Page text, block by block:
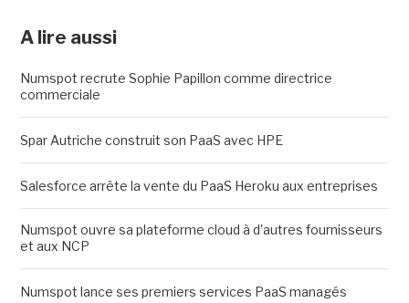
A lire aussi
Numspot recrute Sophie Papillon comme directrice
commerciale
Spar Autriche construit son PaaS avec HPE
Salesforce arrête la vente du PaaS Heroku aux entreprises
Numspot ouvre sa plateforme cloud à d'autres fournisseurs
et aux NCP
Numspot lance ses premiers services PaaS managés